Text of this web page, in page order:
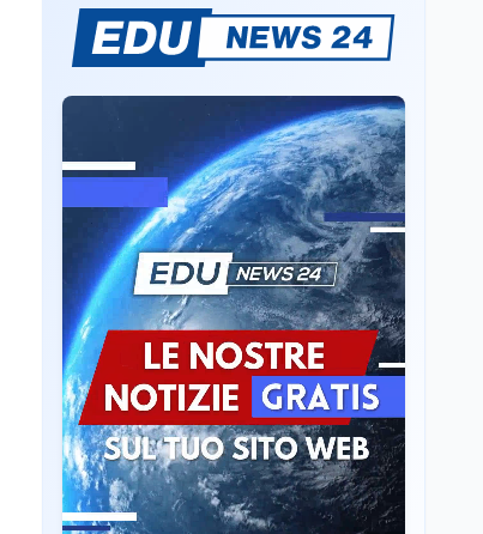
Mario Occhiuto
L'8 agosto è la Giornata
europea in memoria
Istituita dal Parlamento
di Strasburgo in ricordo
dei minatori morti a
Marcinelle nel 1956
Università8 ago
Università statali, il
Fondo ordinario 2026
sale a 9,415 miliardi, c'è
la firma della ministra
Bernini sul decreto
Tecnologia8 ago
Il cloaking selettivo di
Time: ads invisibili solo
per i chatbot AI
Mondo8 ago
A Nonthaburi il killer
14enne era bullizzato: la
CZ-75 era del nonno